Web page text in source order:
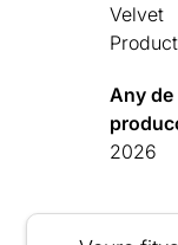
Velvet
Any de
2026